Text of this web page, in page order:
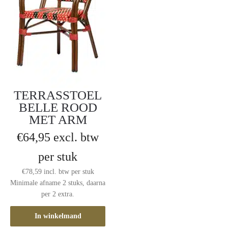
TERRASSTOEL
BELLE ROOD
MET ARM
€64,95 excl. btw
per stuk
€78,59 incl. btwper stuk
Minimale afname 2 stuks, daarna
per 2 extra.
In winkelmand